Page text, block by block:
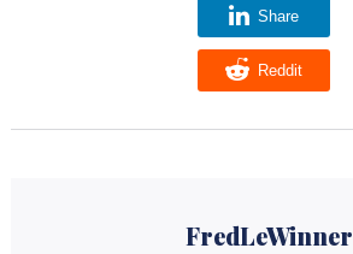
Share
Reddit
FredLeWinner